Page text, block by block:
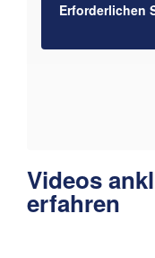
Erforderlichen
Videos
erfahren